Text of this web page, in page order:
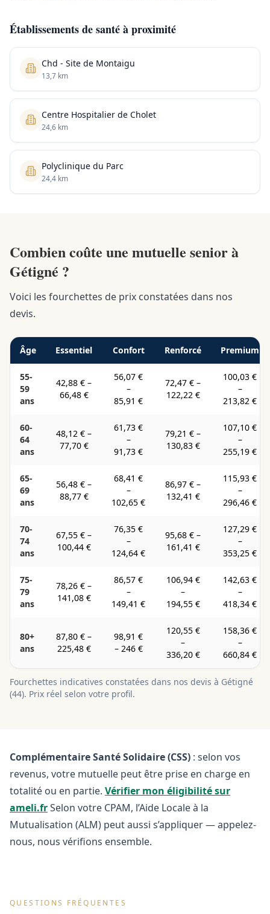
Établissements de santé à proximité
Chd - Site de Montaigu
13,7 km
Centre Hospitalier de Cholet
24,6 km
Polyclinique du Parc
24,4 km
Combien coûte une mutuelle senior à
Gétigné ?
Voici les fourchettes de prix constatées dans nos
devis.
Âge Essentiel Confort Renforcé Premium
55-
59
ans
42,88 € –
66,48 €
56,07 €
–
85,91 €
72,47 € –
122,22 €
100,03 €
–
213,82 €
60-
64
ans
48,12 € –
77,70 €
61,73 €
–
91,73 €
79,21 € –
130,83 €
107,10 €
–
255,19 €
65-
69
ans
56,48 € –
88,77 €
68,41 €
–
102,65 €
86,97 € –
132,41 €
115,93 €
–
296,46 €
70-
74
ans
67,55 € –
100,44 €
76,35 €
–
124,64 €
95,68 € –
161,41 €
127,29 €
–
353,25 €
75-
79
ans
78,26 € –
141,08 €
86,57 €
–
149,41 €
106,94 €
–
194,55 €
142,63 €
–
418,34 €
80+
ans
87,80 € –
225,48 €
98,91 €
– 246 €
120,55 €
–
336,20 €
158,36 €
–
660,84 €
Fourchettes indicatives constatées dans nos devis à Gétigné
(44). Prix réel selon votre profil.
Complémentaire Santé Solidaire (CSS) : selon vos
revenus, votre mutuelle peut être prise en charge en
totalité ou en partie. Vérifier mon éligibilité sur
ameli.frSelon votre CPAM, l’Aide Locale à la
Mutualisation (ALM) peut aussi s’appliquer — appelez-
nous, nous vérifions ensemble.
QUESTIONS FRÉQUENTES